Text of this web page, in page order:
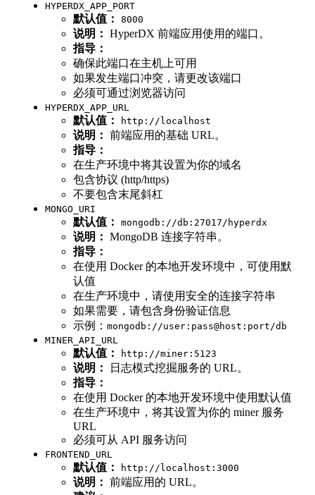
HYPERDX_APP_PORT
默认值： 8000
说明： HyperDX 前端应用使用的端口。
指导：
确保此端口在主机上可用
如果发生端口冲突，请更改该端口
必须可通过浏览器访问
HYPERDX_APP_URL
默认值： http://localhost
说明： 前端应用的基础 URL。
指导：
在生产环境中将其设置为你的域名
包含协议 (http/https)
不要包含末尾斜杠
MONGO_URI
默认值： mongodb://db:27017/hyperdx
说明： MongoDB 连接字符串。
指导：
在使用 Docker 的本地开发环境中，可使用默
认值
在生产环境中，请使用安全的连接字符串
如果需要，请包含身份验证信息
示例： mongodb://user:pass@host:port/db
MINER_API_URL
默认值： http://miner:5123
说明：
日志模式挖掘服务的 URL。
指导：
在使用 Docker 的本地开发环境中使用默认值
在生产环境中，将其设置为你的 miner 服务
URL
必须可从 API 服务访问
FRONTEND_URL
默认值： http://localhost:3000
说明： 前端应用的 URL。